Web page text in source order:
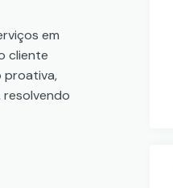
em
cliente
proativa,